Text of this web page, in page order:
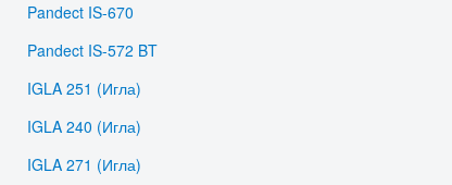
Pandect IS-670
Pandect IS-572 BT
IGLA 251 (Игла)
IGLA 240 (Игла)
IGLA 271 (Игла)